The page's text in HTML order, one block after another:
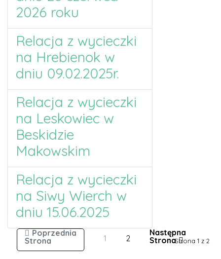
2026 roku
Relacja z wycieczki
na Hrebienok w
dniu 09.02.2025r.
Relacja z wycieczki
na Leskowiec w
Beskidzie
Makowskim
Relacja z wycieczki
na Siwy Wierch w
dniu 15.06.2025
Strona 1 z 2
1 2